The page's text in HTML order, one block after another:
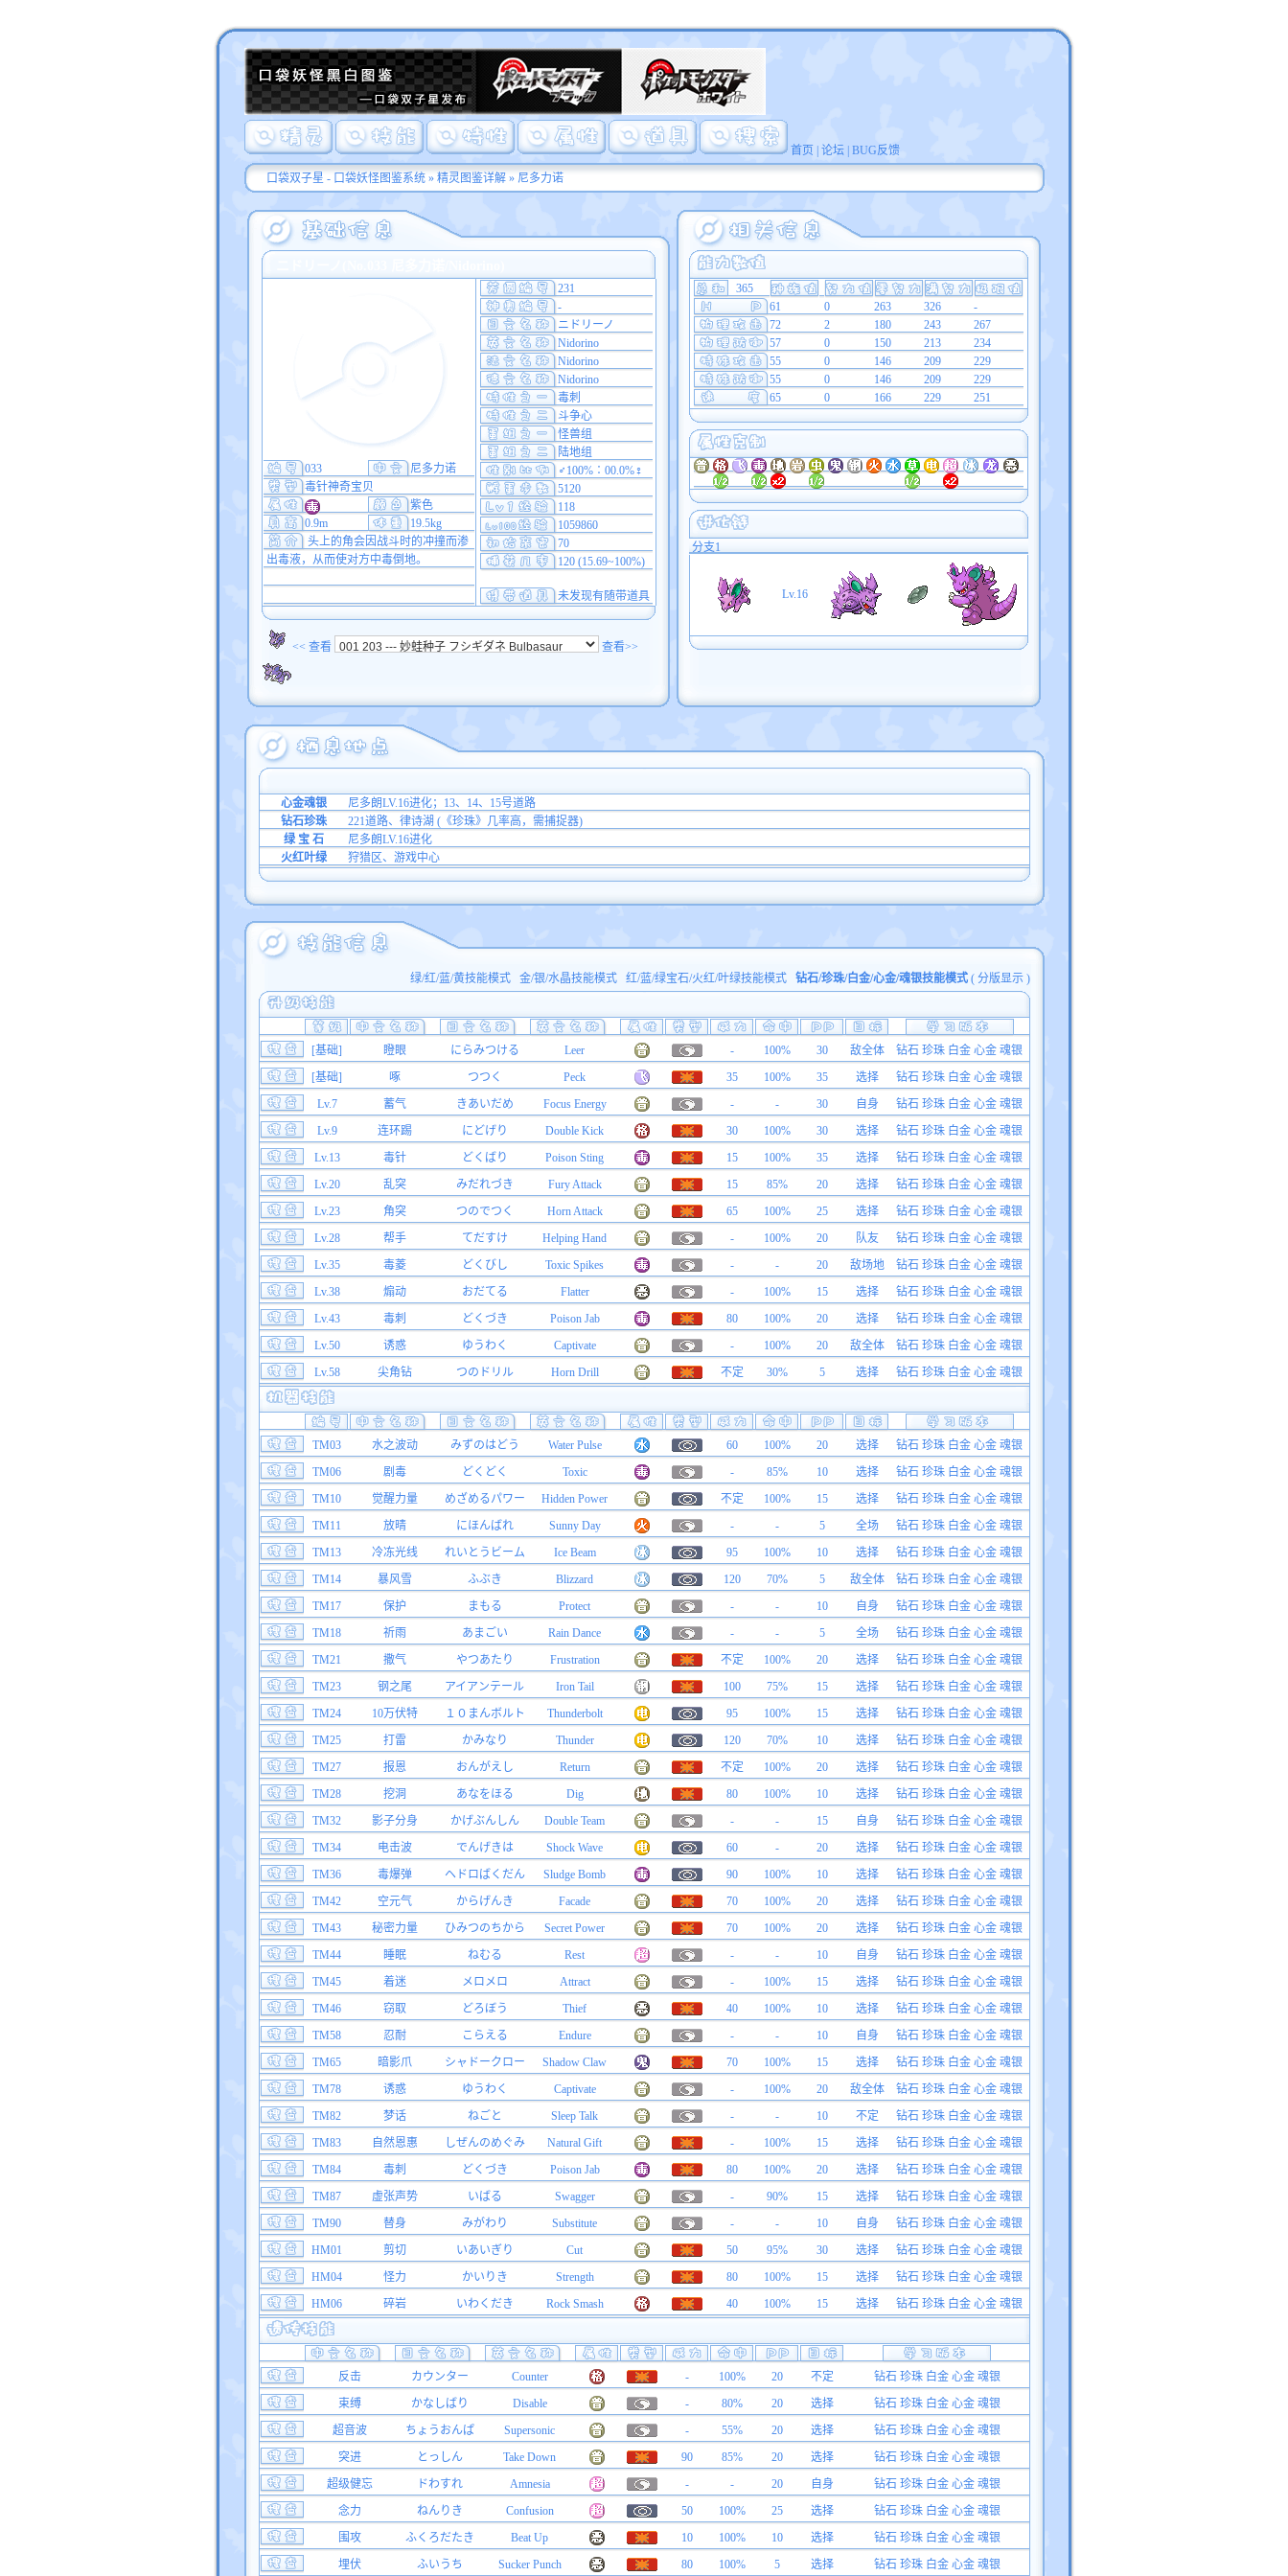
首页 论坛| BUG反馈
口袋双子星 - 口袋妖怪图鉴系统» 精灵图鉴详解» 尼多力诺
231
-
ニドリーノ
Nidorino
Nidorino
Nidorino
毒刺
斗争心
怪兽组
陆地组
♂100%∶00.0%♀
5120
118
1059860
70
120 (15.69~100%)
未发现有随带道具
033
尼多力诺
毒针神奇宝贝
紫色
0.9m
19.5kg
头上的角会因战斗时的冲撞而渗
出毒液，从而使对方中毒倒地。
<< 查看 查看>>
365
61
0 263 326
-
72
2 180 243
267
57
0 150 213
234
55
0 146 209
229
55
0 146 209
229
65
0 166 229 251
分支1
Lv.16
心金魂银
尼多朗LV.16进化；13、14、15号道路
钻石珍珠
221道路、律诗湖 (《珍珠》几率高，需捕捉器)
绿 宝 石
尼多朗LV.16进化
火红叶绿
狩猎区、游戏中心
绿/红/蓝/黄技能模式 金/银/水晶技能模式 红/蓝/绿宝石/火红/叶绿技能模式 钻石/珍珠/白金/心金/魂银技能模式( 分版显示)
[基础] 瞪眼 にらみつける Leer - 100% 30 敌全体
钻石 珍珠 白金 心金 魂银
[基础]
啄 つつく Peck 35 100% 35 选择
钻石 珍珠 白金 心金 魂银
Lv.7
蓄气 きあいだめ Focus Energy - - 30 自身
钻石 珍珠 白金 心金 魂银
Lv.9
连环踢 にどげり Double Kick 30 100% 30 选择
钻石 珍珠 白金 心金 魂银
Lv.13
毒针 どくばり Poison Sting 15 100% 35 选择
钻石 珍珠 白金 心金 魂银
Lv.20
乱突 みだれづき Fury Attack 15 85% 20 选择
钻石 珍珠 白金 心金 魂银
Lv.23
角突 つのでつく Horn Attack 65 100% 25 选择
钻石 珍珠 白金 心金 魂银
Lv.28
帮手 てだすけ Helping Hand - 100% 20 队友
钻石 珍珠 白金 心金 魂银
Lv.35
毒菱 どくびし Toxic Spikes - - 20 敌场地
钻石 珍珠 白金 心金 魂银
Lv.38
煽动 おだてる Flatter - 100% 15 选择
钻石 珍珠 白金 心金 魂银
Lv.43
毒刺 どくづき Poison Jab 80 100% 20 选择
钻石 珍珠 白金 心金 魂银
Lv.50
诱惑 ゆうわく Captivate - 100% 20 敌全体
钻石 珍珠 白金 心金 魂银
Lv.58
尖角钻 つのドリル Horn Drill 不定 30% 5 选择 钻石 珍珠 白金 心金 魂银
TM03 水之波动 みずのはどう Water Pulse 60 100% 20 选择
钻石 珍珠 白金 心金 魂银
TM06
剧毒 どくどく Toxic - 85% 10 选择
钻石 珍珠 白金 心金 魂银
TM10
觉醒力量 めざめるパワー Hidden Power 不定 100% 15 选择
钻石 珍珠 白金 心金 魂银
TM11
放晴 にほんばれ Sunny Day - - 5 全场
钻石 珍珠 白金 心金 魂银
TM13
冷冻光线 れいとうビーム Ice Beam 95 100% 10 选择
钻石 珍珠 白金 心金 魂银
TM14
暴风雪 ふぶき Blizzard 120 70% 5 敌全体
钻石 珍珠 白金 心金 魂银
TM17
保护 まもる Protect - - 10 自身
钻石 珍珠 白金 心金 魂银
TM18
祈雨 あまごい Rain Dance - - 5 全场
钻石 珍珠 白金 心金 魂银
TM21
撒气 やつあたり Frustration 不定 100% 20 选择
钻石 珍珠 白金 心金 魂银
TM23
钢之尾 アイアンテール Iron Tail 100 75% 15 选择
钻石 珍珠 白金 心金 魂银
TM24
10万伏特 １０まんボルト Thunderbolt 95 100% 15 选择
钻石 珍珠 白金 心金 魂银
TM25
打雷 かみなり Thunder 120 70% 10 选择
钻石 珍珠 白金 心金 魂银
TM27
报恩 おんがえし Return 不定 100% 20 选择
钻石 珍珠 白金 心金 魂银
TM28
挖洞 あなをほる Dig 80 100% 10 选择
钻石 珍珠 白金 心金 魂银
TM32
影子分身 かげぶんしん Double Team - - 15 自身
钻石 珍珠 白金 心金 魂银
TM34
电击波 でんげきは Shock Wave 60 - 20 选择
钻石 珍珠 白金 心金 魂银
TM36
毒爆弹 ヘドロばくだん Sludge Bomb 90 100% 10 选择
钻石 珍珠 白金 心金 魂银
TM42
空元气 からげんき Facade 70 100% 20 选择
钻石 珍珠 白金 心金 魂银
TM43
秘密力量 ひみつのちから Secret Power 70 100% 20 选择
钻石 珍珠 白金 心金 魂银
TM44
睡眠 ねむる Rest - - 10 自身
钻石 珍珠 白金 心金 魂银
TM45
着迷 メロメロ Attract - 100% 15 选择
钻石 珍珠 白金 心金 魂银
TM46
窃取 どろぼう Thief 40 100% 10 选择
钻石 珍珠 白金 心金 魂银
TM58
忍耐 こらえる Endure - - 10 自身
钻石 珍珠 白金 心金 魂银
TM65
暗影爪 シャドークロー Shadow Claw 70 100% 15 选择
钻石 珍珠 白金 心金 魂银
TM78
诱惑 ゆうわく Captivate - 100% 20 敌全体
钻石 珍珠 白金 心金 魂银
TM82
梦话 ねごと Sleep Talk - - 10 不定
钻石 珍珠 白金 心金 魂银
TM83
自然恩惠 しぜんのめぐみ Natural Gift - 100% 15 选择
钻石 珍珠 白金 心金 魂银
TM84
毒刺 どくづき Poison Jab 80 100% 20 选择
钻石 珍珠 白金 心金 魂银
TM87
虚张声势 いばる Swagger - 90% 15 选择
钻石 珍珠 白金 心金 魂银
TM90
替身 みがわり Substitute - - 10 自身
钻石 珍珠 白金 心金 魂银
HM01
剪切 いあいぎり Cut 50 95% 30 选择
钻石 珍珠 白金 心金 魂银
HM04
怪力 かいりき Strength 80 100% 15 选择
钻石 珍珠 白金 心金 魂银
HM06
碎岩 いわくだき Rock Smash 40 100% 15 选择 钻石 珍珠 白金 心金 魂银
反击 カウンター Counter - 100% 20 不定
钻石 珍珠 白金 心金 魂银
束缚
かなしばり Disable - 80% 20 选择
钻石 珍珠 白金 心金 魂银
超音波
ちょうおんぱ Supersonic - 55% 20 选择
钻石 珍珠 白金 心金 魂银
突进
とっしん Take Down 90 85% 20 选择
钻石 珍珠 白金 心金 魂银
超级健忘
ドわすれ Amnesia - - 20 自身
钻石 珍珠 白金 心金 魂银
念力
ねんりき Confusion 50 100% 25 选择
钻石 珍珠 白金 心金 魂银
围攻
ふくろだたき Beat Up 10 100% 10 选择
钻石 珍珠 白金 心金 魂银
埋伏
ふいうち Sucker Punch 80 100% 5 选择 钻石 珍珠 白金 心金 魂银